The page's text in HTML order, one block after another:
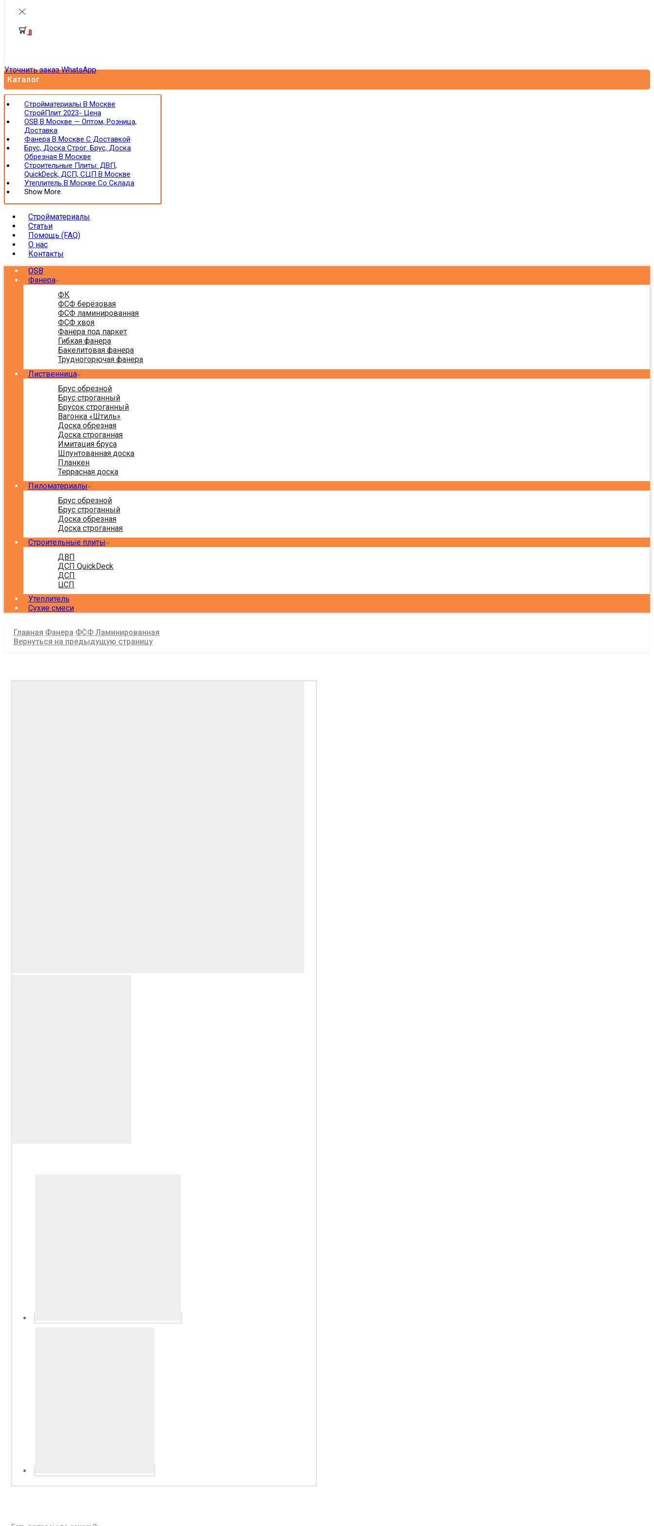
0
Уточнить заказ WhatsApp
Каталог
Стройматериалы В Москве
СтройПлит 2023- Цена
OSB В Москве — Оптом, Розница,
Доставка
Фанера В Москве С Доставкой
Брус, Доска Строг. Брус, Доска
Обрезная В Москве
Строительные Плиты: ДВП,
QuickDeck, ДСП, СЦП В Москве
Утеплитель В Москве Со Склада
Show More
Стройматериалы
Статьи
Помощь (FAQ)
О нас
Контакты
OSB
Фанера
ФК
ФСФ берёзовая
ФСФ ламинированная
ФСФ хвоя
Фанера под паркет
Гибкая фанера
Бакелитовая фанера
Трудногорючая фанера
Лиственница
Брус обрезной
Брус строганный
Брусок строганный
Вагонка «Штиль»
Доска обрезная
Доска строганная
Имитация бруса
Шпунтованная доска
Планкен
Террасная доска
Пиломатериалы
Брус обрезной
Брус строганный
Доска обрезная
Доска строганная
Строительные плиты
ДВП
ДСП QuickDeck
ДСП
ЦСП
Утеплитель
Сухие смеси
Главная Фанера ФСФ Ламинированная
Вернуться на предыдущую страницу